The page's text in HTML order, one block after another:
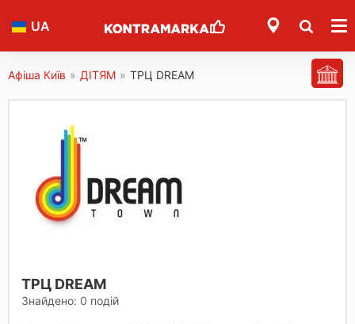
UA
Афіша Київ » ДІТЯМ » ТРЦ DREAM
ТРЦ DREAM
Знайдено: 0 подій